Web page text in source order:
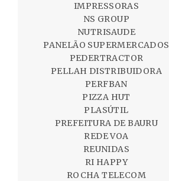
IMPRESSORAS
NS GROUP
NUTRISAUDE
PANELÃO SUPERMERCADOS
PEDERTRACTOR
PELLAH DISTRIBUIDORA
PERFBAN
PIZZA HUT
PLASÚTIL
PREFEITURA DE BAURU
REDE VOA
REUNIDAS
RI HAPPY
ROCHA TELECOM